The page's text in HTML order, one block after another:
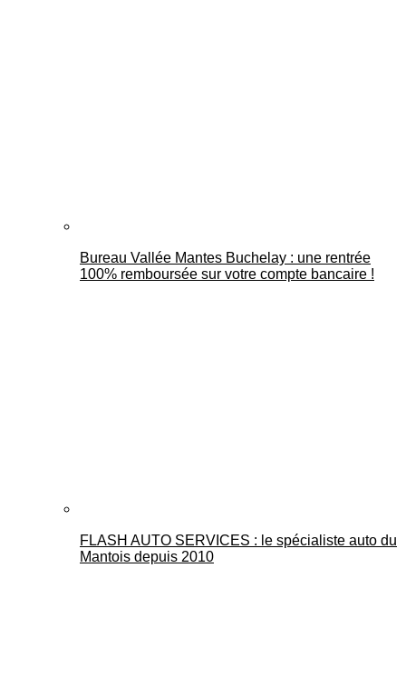
Bureau Vallée Mantes Buchelay : une rentrée
100% remboursée sur votre compte bancaire !
FLASH AUTO SERVICES : le spécialiste auto du
Mantois depuis 2010